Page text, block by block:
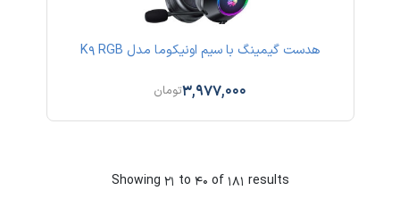
هدست گیمینگ با سیم اونیکوما مدل K9 RGB
3,977,000تومان
Showing 21 to 40 of181 results